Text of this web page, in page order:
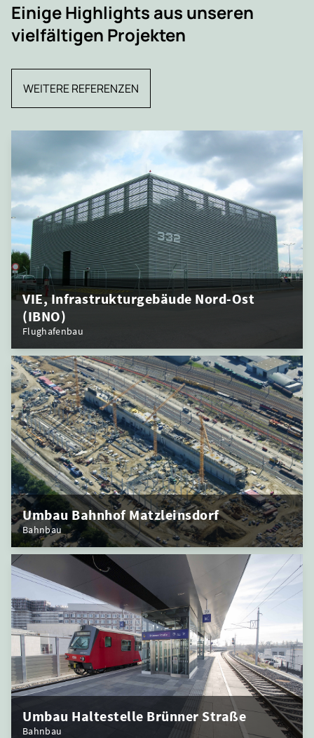
Einige Highlights aus unseren
vielfältigen Projekten
WEITERE REFERENZEN
VIE, Infrastrukturgebäude Nord-Ost
(IBNO)
Flughafenbau
Umbau Bahnhof Matzleinsdorf
Bahnbau
Umbau Haltestelle Brünner Straße
Bahnbau